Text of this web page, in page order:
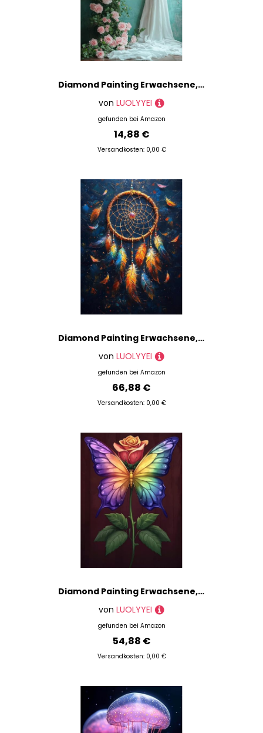
Diamond Painting Erwachsene, Diamond Painting Kreuzen Crystal Art Rose Muster 5D DIY Diamant Malerei Cross Stitch Stickerei Basteln Erwachsene Set für Deko Wohnzimmer, Geschenke 30×40cm -ly2508287
von LUOLYYEI
gefunden bei Amazon
14,88 €
Versandkosten: 0,00 €
Diamond Painting Erwachsene, Diamond Painting Verträumtfänger Crystal Art Feder Muster 5D DIY Diamant Malerei Cross Stitch Stickerei Basteln Erwachsene Set für Deko Wohnzimmer 100x135 cm -ly250822K
von LUOLYYEI
gefunden bei Amazon
66,88 €
Versandkosten: 0,00 €
Diamond Painting Erwachsene, Diamond Painting Rose Crystal Art Schmetterling Muster 5D DIY Diamant Malerei Cross Stitch Stickerei Basteln Erwachsene Set für Deko Wohnzimmer 90x120 cm -ly25082SY
von LUOLYYEI
gefunden bei Amazon
54,88 €
Versandkosten: 0,00 €